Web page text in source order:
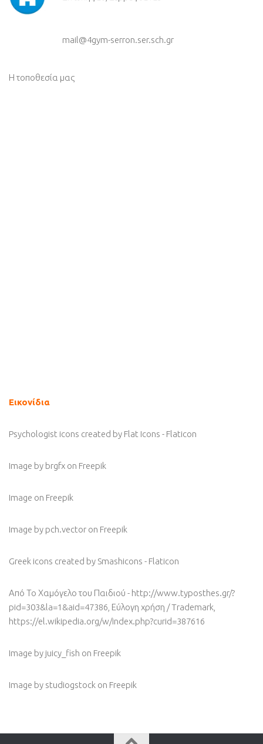
mail@4gym-serron.ser.sch.gr
Η τοποθεσία μας
Εικονίδια
Psychologist icons created by Flat Icons - Flaticon
Image by brgfx on Freepik
Image on Freepik
Image by pch.vector on Freepik
Greek icons created by Smashicons - Flaticon
Από Το Χαμόγελο του Παιδιού - http://www.typosthes.gr/?
pid=303&la=1&aid=47386, Εύλογη χρήση / Trademark,
https://el.wikipedia.org/w/index.php?curid=387616
Image by juicy_fish on Freepik
Image by studiogstock on Freepik